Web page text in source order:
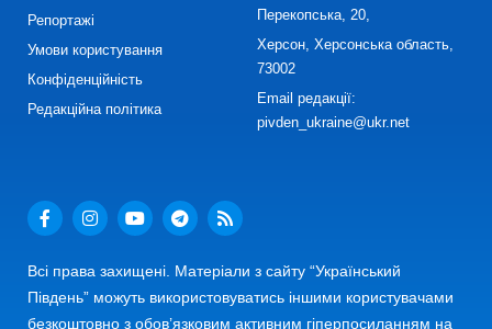
Репортажі
Умови користування
Конфіденційність
Редакційна політика
Перекопська, 20,
Херсон, Херсонська область,
73002
Email редакції:
pivden_ukraine@ukr.net
Всі права захищені. Матеріали з сайту “Український
Південь” можуть використовуватись іншими користувачами
безкоштовно з обов’язковим активним гіперпосиланням на